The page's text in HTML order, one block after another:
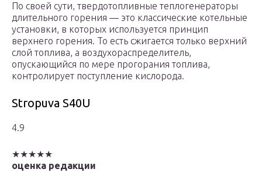
По своей сути, твердотопливные теплогенераторы
длительного горения — это классические котельные
установки, в которых используется принцип
верхнего горения. То есть сжигается только верхний
слой топлива, а воздухораспределитель,
опускающийся по мере прогорания топлива,
контролирует поступление кислорода.
Stropuva S40U
4.9
★★★★★
оценка редакции